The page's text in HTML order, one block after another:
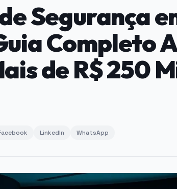
Segurança
Completo
de R$ 250
LinkedIn WhatsApp